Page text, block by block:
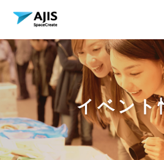
イベント